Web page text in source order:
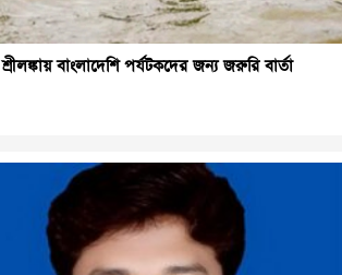
শ্রীলঙ্কায় বাংলাদেশি পর্যটকদের জন্য জরুরি বার্তা